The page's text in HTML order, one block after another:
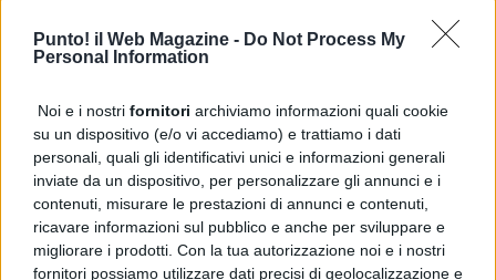
Punto! il Web Magazine - Do Not Process My
Personal Information
Noi e i nostri fornitori archiviamo informazioni quali cookie
su un dispositivo (e/o vi accediamo) e trattiamo i dati
personali, quali gli identificativi unici e informazioni generali
inviate da un dispositivo, per personalizzare gli annunci e i
contenuti, misurare le prestazioni di annunci e contenuti,
ricavare informazioni sul pubblico e anche per sviluppare e
migliorare i prodotti. Con la tua autorizzazione noi e i nostri
fornitori possiamo utilizzare dati precisi di geolocalizzazione e
Provincia di Salerno
Salerno
Angri
Castellabate
News